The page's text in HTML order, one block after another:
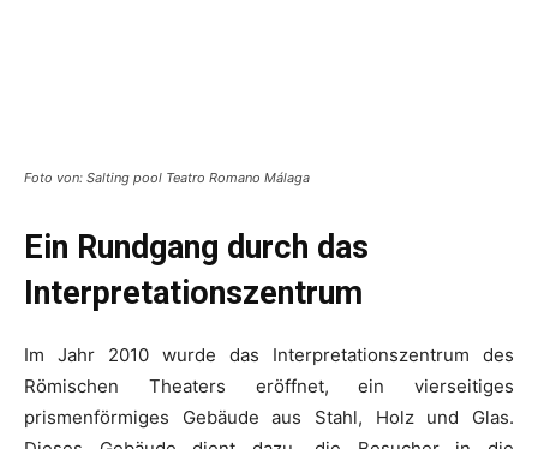
Foto von: Salting pool Teatro Romano Málaga
Ein Rundgang durch das
Interpretationszentrum
Im Jahr 2010 wurde das Interpretationszentrum des
Römischen Theaters eröffnet, ein vierseitiges
prismenförmiges Gebäude aus Stahl, Holz und Glas.